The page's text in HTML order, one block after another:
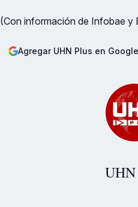
(Con información de Infobae y
Agregar UHN Plus en Google
UHN